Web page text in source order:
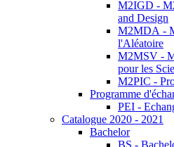
M2IGD -
and Design
M2MDA -
l'Aléatoire
M2MSV -
pour les
M2PIC -
Programme
PEI -
Catalogue 2020 - 2021
Bachelor
BS -